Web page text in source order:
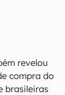
revelou
compra do
brasileiras